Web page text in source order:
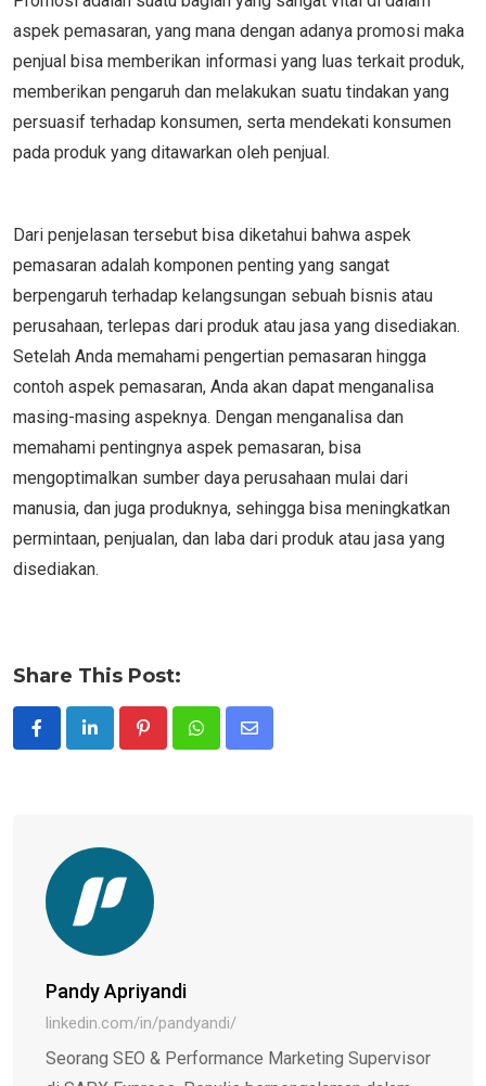
aspek pemasaran, yang mana dengan adanya promosi maka
penjual bisa memberikan informasi yang luas terkait produk,
memberikan pengaruh dan melakukan suatu tindakan yang
persuasif terhadap konsumen, serta mendekati konsumen
pada produk yang ditawarkan oleh penjual.
Dari penjelasan tersebut bisa diketahui bahwa aspek
pemasaran adalah komponen penting yang sangat
berpengaruh terhadap kelangsungan sebuah bisnis atau
perusahaan, terlepas dari produk atau jasa yang disediakan.
Setelah Anda memahami pengertian pemasaran hingga
contoh aspek pemasaran, Anda akan dapat menganalisa
masing-masing aspeknya. Dengan menganalisa dan
memahami pentingnya aspek pemasaran, bisa
mengoptimalkan sumber daya perusahaan mulai dari
manusia, dan juga produknya, sehingga bisa meningkatkan
permintaan, penjualan, dan laba dari produk atau jasa yang
disediakan.
Share This Post:
PinterestWhatsappShare
Pandy Apriyandi
linkedin.com/in/pandyandi/
Seorang SEO & Performance Marketing Supervisor